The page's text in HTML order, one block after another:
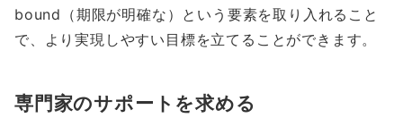
bound（期限が明確な）という要素を取り入れること
で、より実現しやすい目標を立てることができます。
専門家のサポートを求める